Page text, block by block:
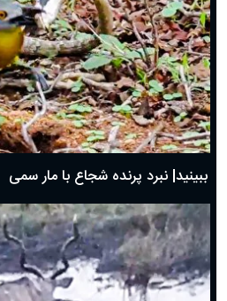
ببینید| نبرد پرنده شجاع با مار سمی